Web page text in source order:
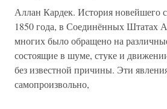
Аллан Кардек. История новейшего
1850 года, в Соединённых Штатах
многих было обращено на
состоящие в шуме, стуке и
без известной причины. Эти
самопроизвольно,